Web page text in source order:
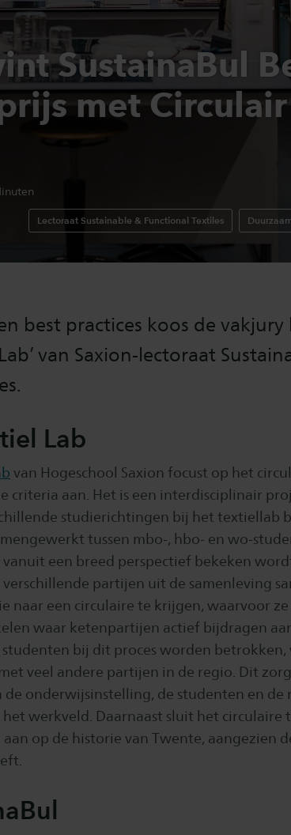
SustainaBul
met
Lectoraat Sustainable & Functional Textiles
best practices koos de
van Saxion-lectoraat
Lab
van Hogeschool Saxion focust op het
criteria aan. Het is een interdisciplinair
studierichtingen bij het textiellab
tussen mbo-, hbo- en wo-
een breed perspectief bekeken
partijen uit de samenleving
naar een circulaire te krijgen, waarvoor ze
waar ketenpartijen actief bijdragen
studenten bij dit proces worden
veel andere partijen in de regio. Dit
de onderwijsinstelling, de studenten en de
werkveld. Daarnaast sluit het circulaire
op de historie van Twente, aangezien